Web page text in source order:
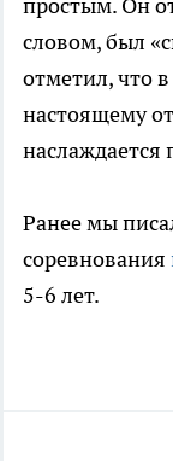
словом, был
отметил, что
настоящему
Ранее мы
соревнования
5-6 лет.